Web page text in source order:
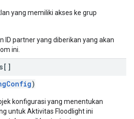
yang memiliki akses ke grup
ID partner yang diberikan yang akan
ini.
)
konfigurasi yang menentukan
untuk Aktivitas Floodlight ini